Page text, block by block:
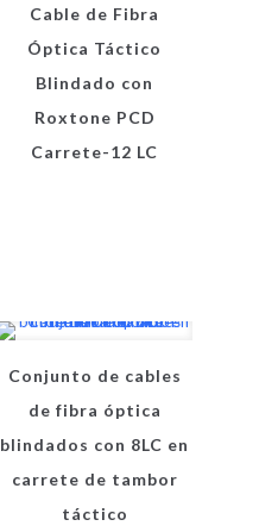
Cable de Fibra
Óptica Táctico
Blindado con
Roxtone PCD
Carrete-12 LC
Conjunto de cables
de fibra óptica
blindados con 8LC en
carrete de tambor
táctico